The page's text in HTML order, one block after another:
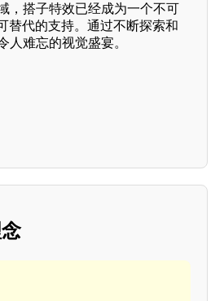
，搭子特效已经成为一个不可
替代的支持。通过不断探索和
难忘的视觉盛宴。